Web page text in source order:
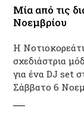
Μία από τις
Νοεμβρίου
Η
σχεδιάστρια
για ένα DJ
Σάββατο 6